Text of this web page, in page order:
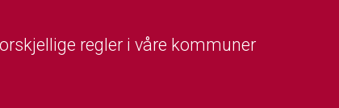
regler i våre kommuner